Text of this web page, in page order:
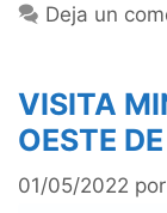
Deja un
VISITA
OESTE
01/05/2022 por